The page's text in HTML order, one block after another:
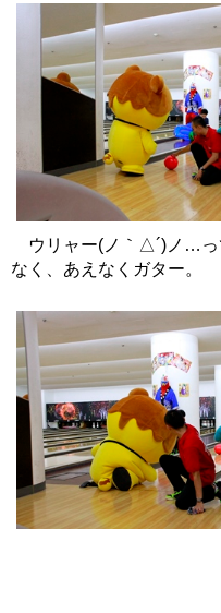
ウリャー(ノ｀△´)ノ…っ
なく、あえなくガター。